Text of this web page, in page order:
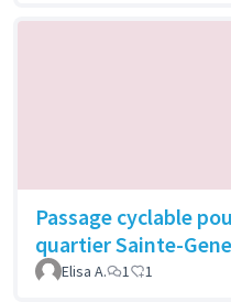
Passage cyclable
quartier Sainte-
Elisa A. 1 1